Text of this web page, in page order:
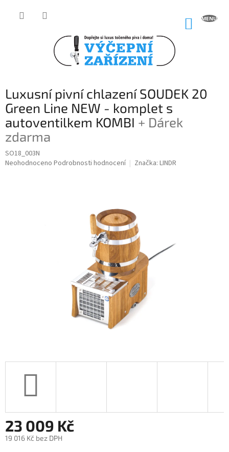
Luxusní pivní chlazení SOUDEK 20
Green Line NEW - komplet s
autoventilkem KOMBI + Dárek
zdarma
SO18_003N
Průměrné
Neohodnoceno Podrobnosti hodnocení Značka: LINDR
23 009 Kč
19 016 Kč bez DPH